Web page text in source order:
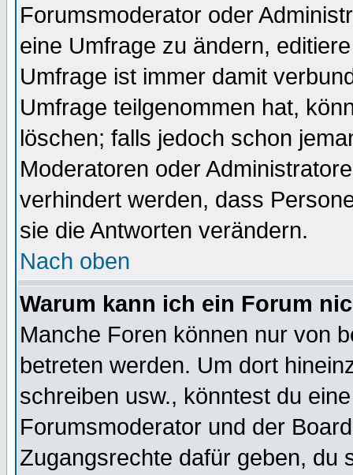
Forumsmoderator oder
eine Umfrage zu ändern,
Umfrage ist immer damit
Umfrage teilgenommen hat,
löschen; falls jedoch schon
Moderatoren oder
verhindert werden, dass
sie die Antworten verändern.
Nach oben
Warum kann ich ein Forum
Manche Foren können nur von
betreten werden. Um dort
schreiben usw., könntest du
Forumsmoderator und der
Zugangsrechte dafür geben, du